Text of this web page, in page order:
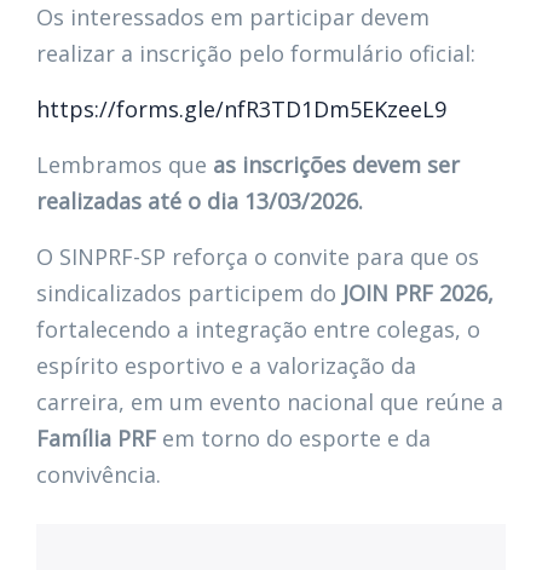
Os interessados em participar devem
realizar a inscrição pelo formulário oficial:
https://forms.gle/nfR3TD1Dm5EKzeeL9
Lembramos que as inscrições devem ser
realizadas até o dia 13/03/2026.
O SINPRF-SP reforça o convite para que os
sindicalizados participem do JOIN PRF 2026,
fortalecendo a integração entre colegas, o
espírito esportivo e a valorização da
carreira, em um evento nacional que reúne a
Família PRF em torno do esporte e da
convivência.